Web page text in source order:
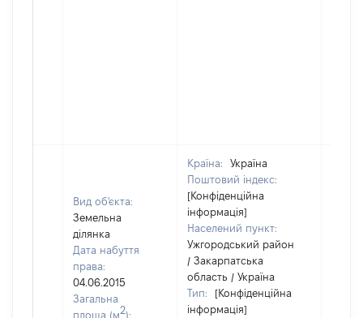
Вид об'єкта:
Земельна
ділянка
Дата набуття
права:
04.06.2015
Загальна
площа (м2):
Країна:
Україна
Поштовий індекс:
[Конфіденційна
інформація]
Населений пункт:
Ужгородський район
/ Закарпатська
область / Україна
Тип:
[Конфіденційна
інформація]